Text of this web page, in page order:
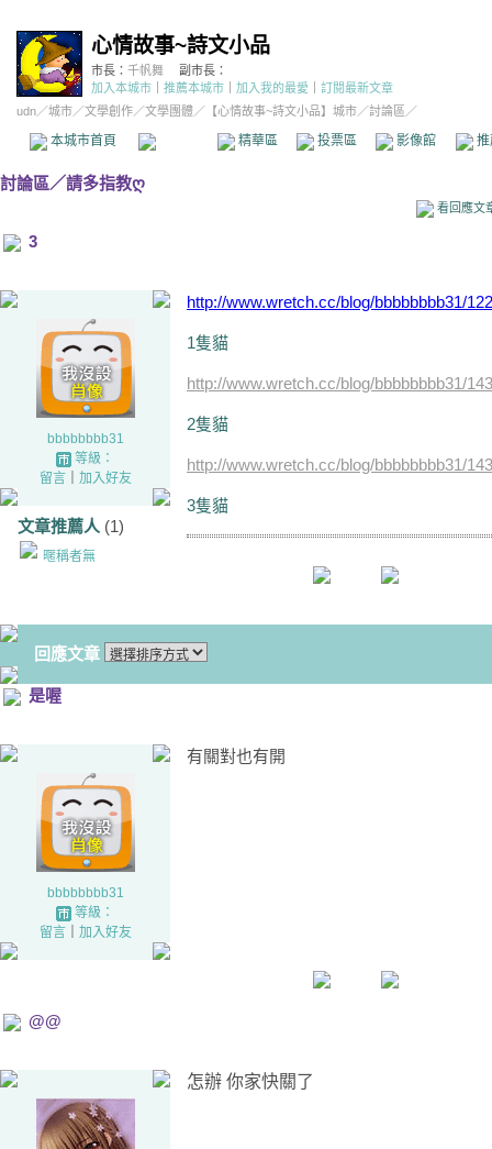
心情故事~詩文小品
市長： 千帆舞
副市長：
加入本城市
推薦本城市 加入我的最愛
訂閱最新文章
udn／城市／文學創作／文學團體／ 【心情故事~詩文小品】城市／討論區／
本城市首頁 精華區 投票區 影像館
討論區／請多指教ღ
看回應文
3
bbbbbbbb31
等級：
留言｜ 加入好友
文章推薦人 (1)
暱稱者無
http://www.wretch.cc/blog/bbbbbbbb31/
1隻貓
http://www.wretch.cc/blog/bbbbbbbb31/
2隻貓
http://www.wretch.cc/blog/bbbbbbbb31/
3隻貓
回應文章
是喔
bbbbbbbb31
等級：
留言｜ 加入好友
有關對也有開
@@
怎辦 你家快關了